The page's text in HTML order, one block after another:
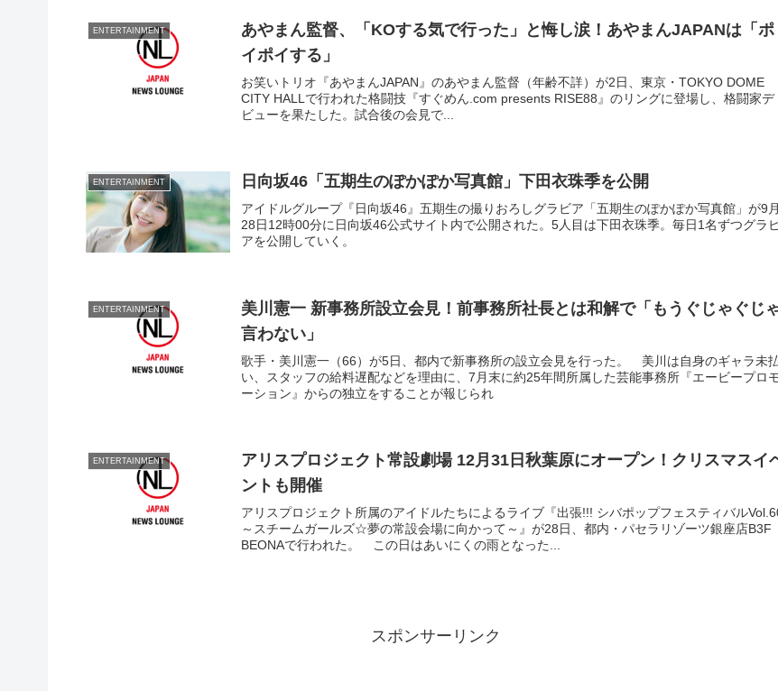
ENTERTAINMENT
あやまん監督、「KOする気で行った」と悔し涙！あやまんJAPANは「ポ
イポイする」
お笑いトリオ『あやまんJAPAN』のあやまん監督（年齢不詳）が2日、東京・TOKYO DOME
CITY HALLで行われた格闘技『すぐめん.com presents RISE88』のリングに登場し、格闘家デ
ビューを果たした。試合後の会見で...
ENTERTAINMENT 日向坂46「五期生のぽかぽか写真館」下田衣珠季を公開
アイドルグループ『日向坂46』五期生の撮りおろしグラビア「五期生のぽかぽか写真館」が9月
28日12時00分に日向坂46公式サイト内で公開された。5人目は下田衣珠季。毎日1名ずつグラ
アを公開していく。
ENTERTAINMENT
美川憲一 新事務所設立会見！前事務所社長とは和解で「もうぐじゃぐじ
言わない」
歌手・美川憲一（66）が5日、都内で新事務所の設立会見を行った。 美川は自身のギャラ未
い、スタッフの給料遅配などを理由に、7月末に約25年間所属した芸能事務所『エービープロ
ーション』からの独立をすることが報じられ
ENTERTAINMENT
アリスプロジェクト常設劇場 12月31日秋葉原にオープン！クリスマスイ
ントも開催
アリスプロジェクト所属のアイドルたちによるライブ『出張!!! シバポップフェスティバル
～スチームガールズ☆夢の常設会場に向かって～』が28日、都内・パセラリゾーツ銀座店B3F
BEONAで行われた。 この日はあいにくの雨となった...
スポンサーリンク